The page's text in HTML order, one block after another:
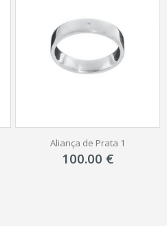
Aliança de Prata 1
100.00 €